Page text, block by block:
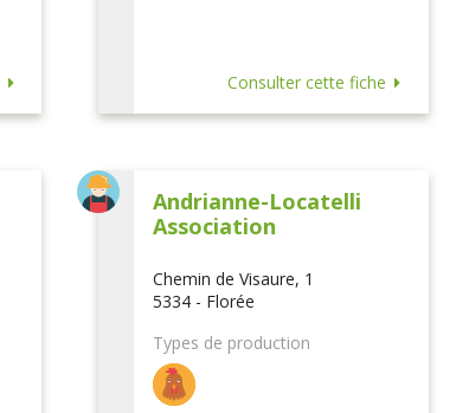
Consulter cette fiche
Andrianne-Locatelli
Association
Chemin de Visaure, 1
5334 - Florée
Types de production